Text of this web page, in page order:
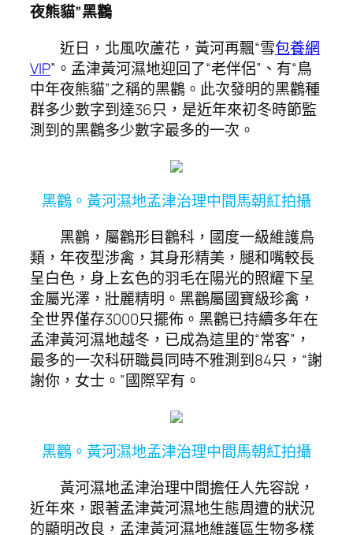
夜熊貓”黑鸛
近日，北風吹蘆花，黃河再飄“雪包養網
VIP”。孟津黃河濕地迎回了“老伴侶”、有“鳥
中年夜熊貓”之稱的黑鸛。此次發明的黑鸛種
群多少數字到達36只，是近年來初冬時節監
測到的黑鸛多少數字最多的一次。
黑鸛。黃河濕地孟津治理中間馬朝紅拍攝
黑鸛，屬鸛形目鸛科，國度一級維護鳥
類，年夜型涉禽，其身形精美，腿和嘴較長
呈白色，身上玄色的羽毛在陽光的照耀下呈
金屬光澤，壯麗精明。黑鸛屬國寶級珍禽，
全世界僅存3000只擺佈。黑鸛已持續多年在
孟津黃河濕地越冬，已成為這里的“常客”，
最多的一次科研職員同時不雅測到84只，“謝
謝你，女士。”國際罕有。
黑鸛。黃河濕地孟津治理中間馬朝紅拍攝
黃河濕地孟津治理中間擔任人先容說，
近年來，跟著孟津黃河濕地生態周遭的狀況
的顯明改良，孟津黃河濕地維護區生物多樣